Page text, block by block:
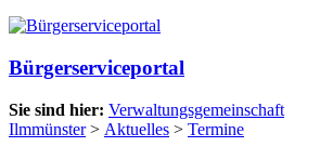
Bürgerserviceportal
Sie sind hier: Verwaltungsgemeinschaft
Ilmmünster> Aktuelles > Termine